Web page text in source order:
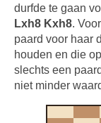
durfde te gaan
Lxh8 Kxh8.
paard voor haar
houden en die
slechts een
niet minder